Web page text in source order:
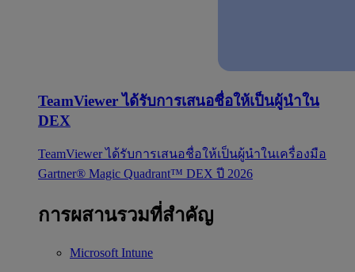
TeamViewer ได้รับการเสนอชื่อให้เป็นผู้นำใน
DEX
TeamViewer ได้รับการเสนอชื่อให้เป็นผู้นำในเครื่องมือ
Gartner® Magic Quadrant™ DEX ปี 2026
การผสานรวมที่สำคัญ
Microsoft Intune